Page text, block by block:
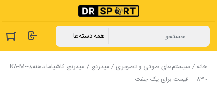
خانه/ سیستم‌های صوتی و تصویری/ میدرنج
/ میدرنج ‏کاشیاما دهنه8-KA-M-
830 – قیمت برای یک جفت